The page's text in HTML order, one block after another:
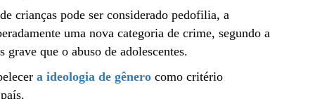
crianças pode ser considerado pedofilia, a
uma nova categoria de crime, segundo a
que o abuso de adolescentes.
a ideologia de gênero como critério